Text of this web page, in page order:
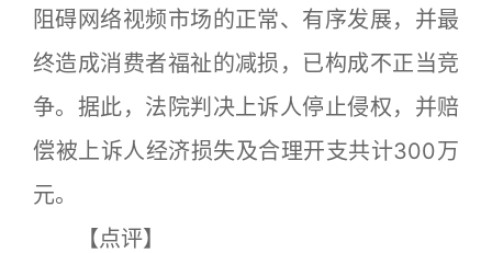
阻碍网络视频市场的正常、有序发展，并最
终造成消费者福祉的减损，已构成不正当竞
争。据此，法院判决上诉人停止侵权，并赔
偿被上诉人经济损失及合理开支共计300万
元。
【点评】